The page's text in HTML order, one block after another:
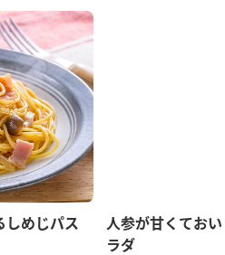
しめじパス
人参が甘くてお
ラダ